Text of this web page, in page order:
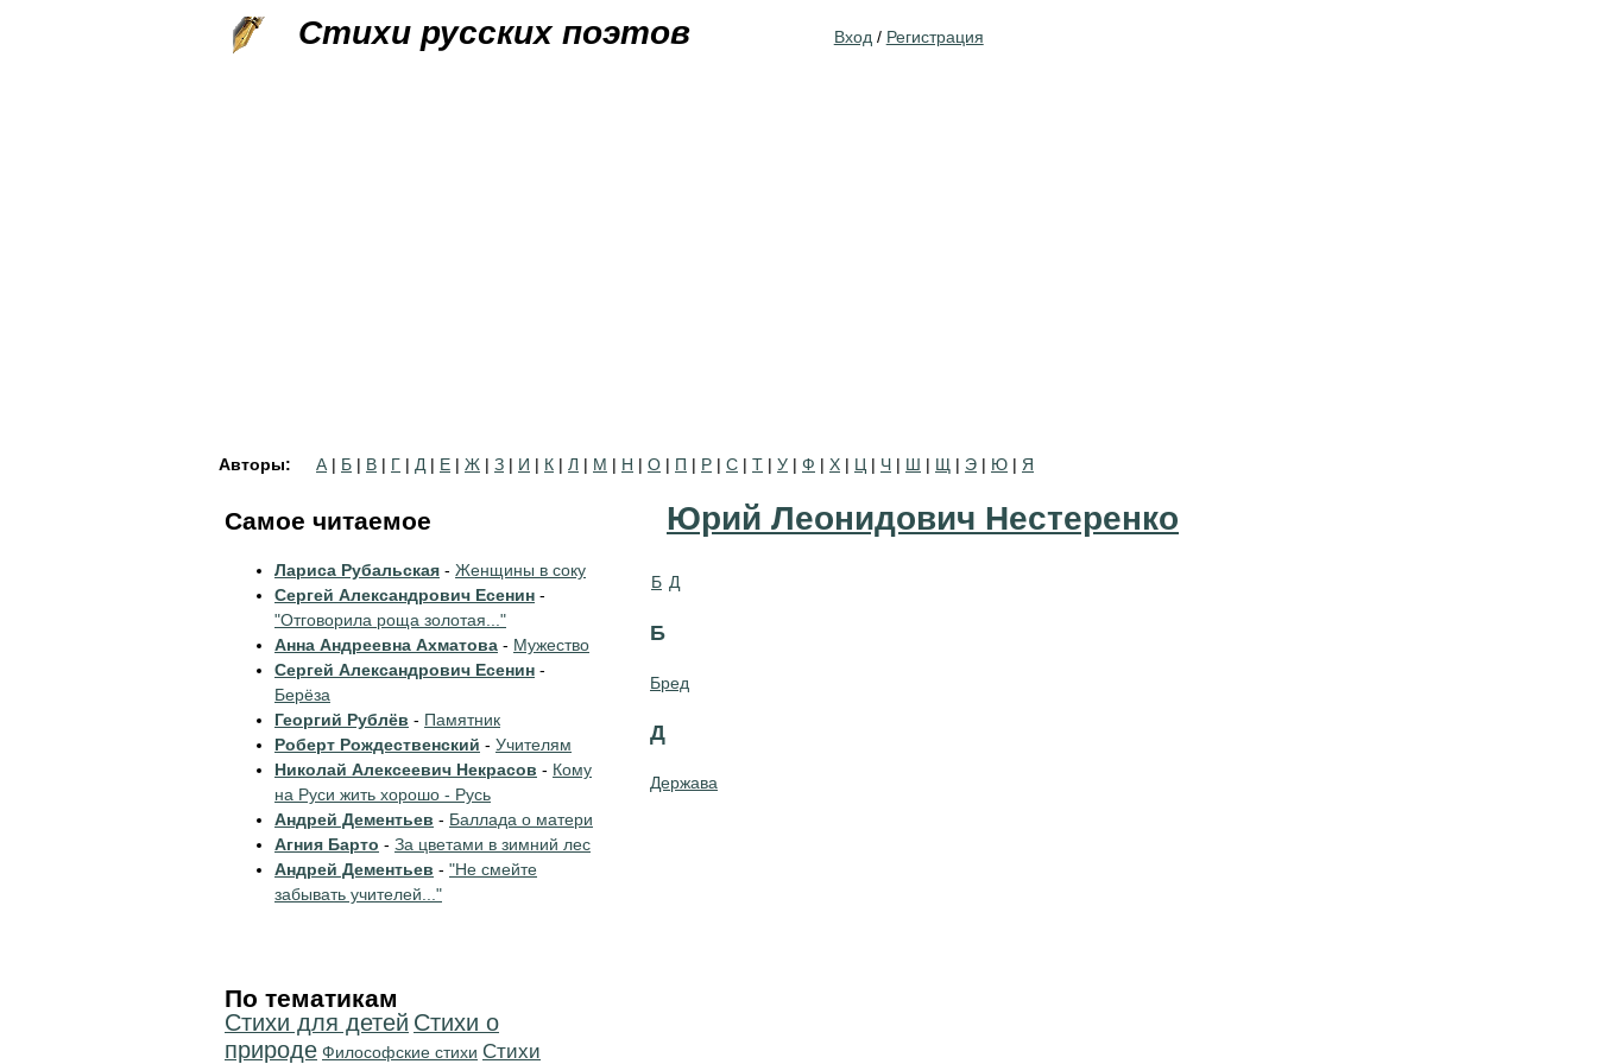
Стихи русских поэтов Вход / Регистрация
Авторы: А | Б | В | Г | Д | Е | Ж | З | И | К | Л | М | Н | О | П | Р | С | Т | У | Ф | Х | Ц | Ч | Ш | Щ | Э | Ю | Я
Юрий Леонидович Нестеренко
Б Д
Б
Бред
Д
Держава
Самое читаемое
Лариса Рубальская - Женщины в соку
Сергей Александрович Есенин -
"Отговорила роща золотая..."
Анна Андреевна Ахматова - Мужество
Сергей Александрович Есенин -
Берёза
Георгий Рублёв - Памятник
Роберт Рождественский - Учителям
Николай Алексеевич Некрасов - Кому
на Руси жить хорошо - Русь
Андрей Дементьев - Баллада о матери
Агния Барто - За цветами в зимний лес
Андрей Дементьев - "Не смейте
забывать учителей..."
По тематикам
Стихи для детей Стихи о
природе Философские стихи Cтихи